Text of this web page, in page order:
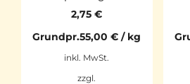
2,75€
Grundpr.55,00€ / kg
inkl. MwSt.
zzgl.